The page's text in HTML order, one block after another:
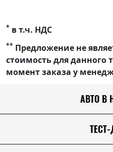
* в т.ч. НДС
** Предложение не
стоимость для данного
момент заказа у
АВТО В